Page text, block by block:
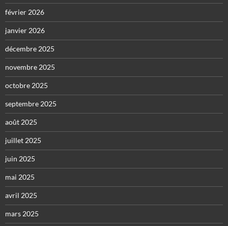
février 2026
janvier 2026
décembre 2025
novembre 2025
octobre 2025
septembre 2025
août 2025
juillet 2025
juin 2025
mai 2025
avril 2025
mars 2025